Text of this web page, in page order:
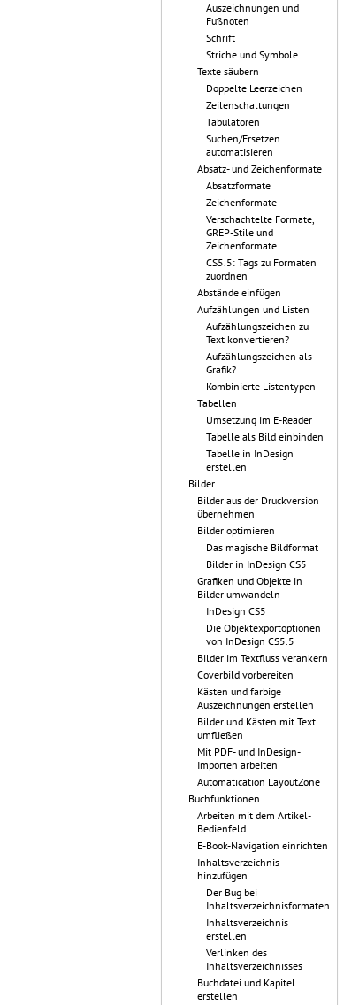
Auszeichnungen und
Fußnoten
Schrift
Striche und Symbole
Texte säubern
Doppelte Leerzeichen
Zeilenschaltungen
Tabulatoren
Suchen/Ersetzen
automatisieren
Absatz- und Zeichenformate
Absatzformate
Zeichenformate
Verschachtelte Formate,
GREP-Stile und
Zeichenformate
CS5.5: Tags zu Formaten
zuordnen
Abstände einfügen
Aufzählungen und Listen
Aufzählungszeichen zu
Text konvertieren?
Aufzählungszeichen als
Grafik?
Kombinierte Listentypen
Tabellen
Umsetzung im E-Reader
Tabelle als Bild einbinden
Tabelle in InDesign
erstellen
Bilder
Bilder aus der Druckversion
übernehmen
Bilder optimieren
Das magische Bildformat
Bilder in InDesign CS5
Grafiken und Objekte in
Bilder umwandeln
InDesign CS5
Die Objektexportoptionen
von InDesign CS5.5
Bilder im Textfluss verankern
Coverbild vorbereiten
Kästen und farbige
Auszeichnungen erstellen
Bilder und Kästen mit Text
umfließen
Mit PDF- und InDesign-
Importen arbeiten
Automatication LayoutZone
Buchfunktionen
Arbeiten mit dem Artikel-
Bedienfeld
E-Book-Navigation einrichten
Inhaltsverzeichnis
hinzufügen
Der Bug bei
Inhaltsverzeichnisformaten
Inhaltsverzeichnis
erstellen
Verlinken des
Inhaltsverzeichnisses
Buchdatei und Kapitel
erstellen